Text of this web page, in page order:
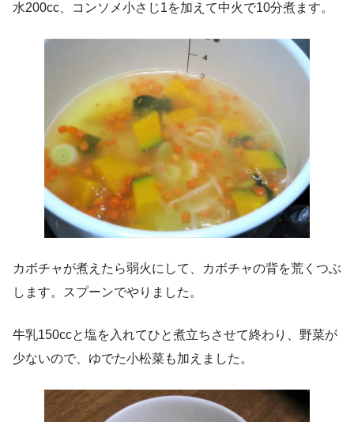
水200cc、コンソメ小さじ1を加えて中火で10分煮ます。
カボチャが煮えたら弱火にして、カボチャの背を荒くつぶ
します。スプーンでやりました。
牛乳150ccと塩を入れてひと煮立ちさせて終わり、野菜が
少ないので、ゆでた小松菜も加えました。